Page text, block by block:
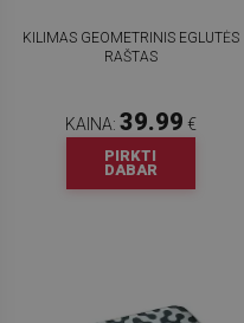
KILIMAS GEOMETRINIS EGLUTĖS
RAŠTAS
KAINA: 39.99 €
PIRKTI
DABAR